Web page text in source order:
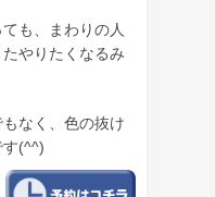
も、まわりの人
やりたくなるみ
なく、色の抜け
す(^^)